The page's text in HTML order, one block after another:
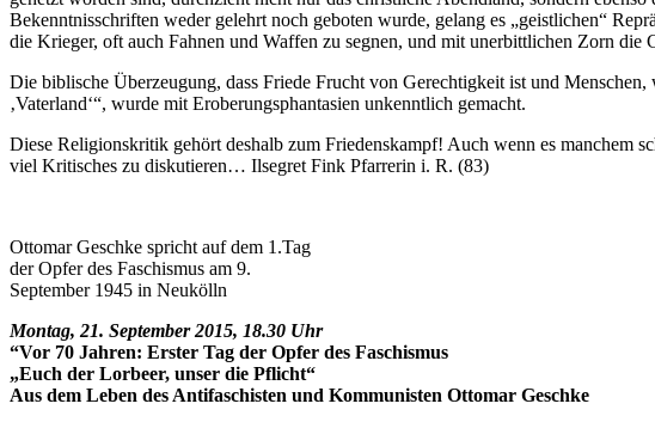
Bekenntnisschriften weder gelehrt noch geboten wurde, gelang es „geistlichen“
die Krieger, oft auch Fahnen und Waffen zu segnen, und mit unerbittlichen Zorn die
Die biblische Überzeugung, dass Friede Frucht von Gerechtigkeit ist und
‚Vaterland‘“, wurde mit Eroberungsphantasien unkenntlich gemacht.
Diese Religionskritik gehört deshalb zum Friedenskampf! Auch wenn es manchem
viel Kritisches zu diskutieren… Ilsegret Fink Pfarrerin i. R. (83)
Ottomar Geschke spricht auf dem 1.Tag
der Opfer des Faschismus am 9.
September 1945 in Neukölln
Montag, 21. September 2015, 18.30 Uhr
“Vor 70 Jahren: Erster Tag der Opfer des Faschismus
„Euch der Lorbeer, unser die Pflicht“
Aus dem Leben des Antifaschisten und Kommunisten Ottomar Geschke